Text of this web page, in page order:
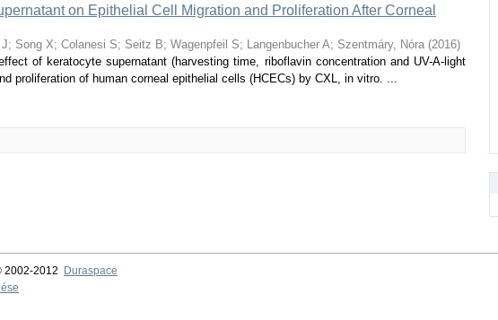
on Epithelial Cell Migration and Proliferation After Corneal
; Song X; Colanesi S; Seitz B; Wagenpfeil S; Langenbucher A; Szentmáry, Nóra (2016)
of keratocyte supernatant (harvesting time, riboflavin concentration and UV-A-light
proliferation of human corneal epithelial cells (HCECs) by CXL, in vitro. ...
2002-2012
Duraspace